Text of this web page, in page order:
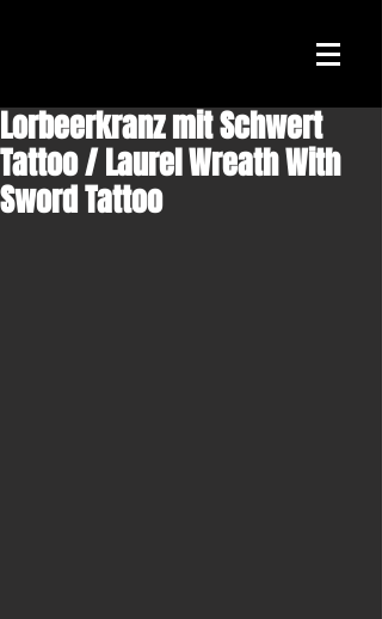
Lorbeerkranz mit Schwert
Tattoo / Laurel Wreath With
Sword Tattoo